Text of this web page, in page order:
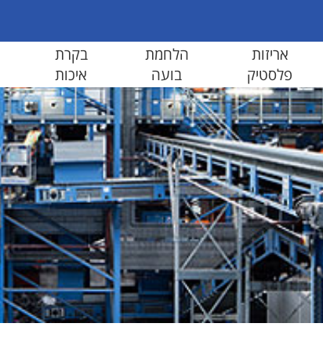
אריזות
פלסטיק
הלחמת
בועה
בקרת
איכות